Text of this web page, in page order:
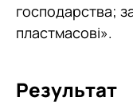
господарства;
пластмасові».
Результат